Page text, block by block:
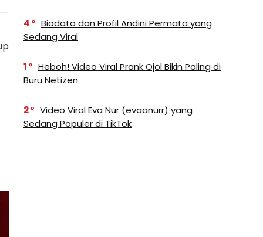
4
Biodata dan Profil Andini Permata yang
Sedang Viral
1
Heboh! Video Viral Prank Ojol Bikin Paling di
Buru Netizen
2
Video Viral Eva Nur (evaanurr) yang
Sedang Populer di TikTok